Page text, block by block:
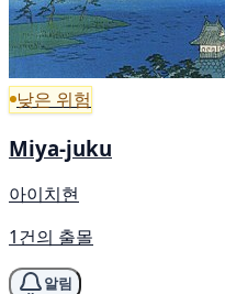
낮은 위험
Miya-juku
아이치현
1건의 출몰
알림